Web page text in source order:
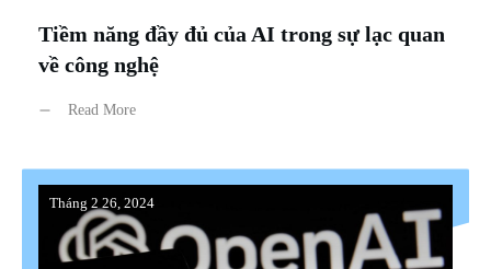
Tiềm năng đầy đủ của AI trong sự lạc quan
về công nghệ
Read More
Tháng 2 26, 2024